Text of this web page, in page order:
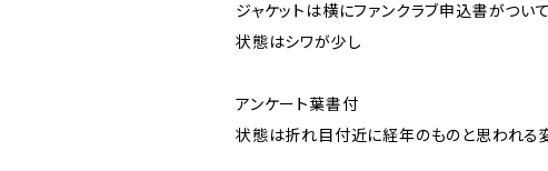
ジャケットは横にファンクラブ申込書がつ
状態はシワが少し
アンケート葉書付
状態は折れ目付近に経年のものと思われる